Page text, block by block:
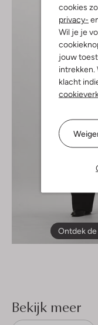
cookies
privacy-
Wil je je
jouw
intrekken.
klacht
Ontdek
Bekijk meer